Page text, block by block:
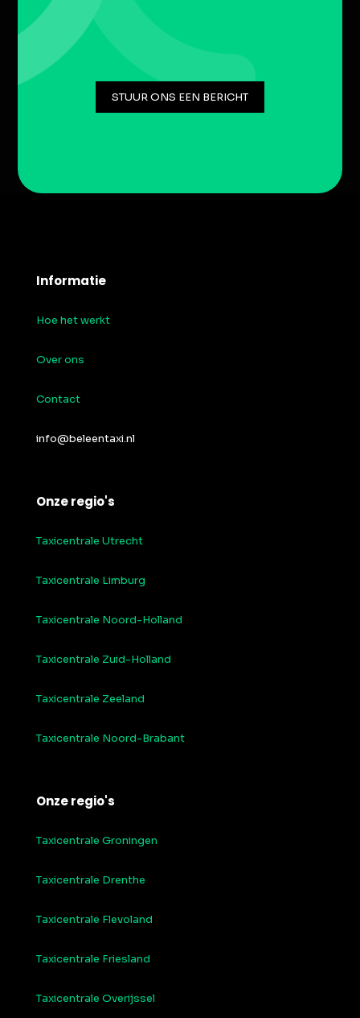
STUUR ONS EEN BERICHT
Informatie
Hoe het werkt
Over ons
Contact
info@beleentaxi.nl
Onze regio's
Taxicentrale Utrecht
Taxicentrale Limburg
Taxicentrale Noord-Holland
Taxicentrale Zuid-Holland
Taxicentrale Zeeland
Taxicentrale Noord-Brabant
Onze regio's
Taxicentrale Groningen
Taxicentrale Drenthe
Taxicentrale Flevoland
Taxicentrale Friesland
Taxicentrale Overijssel